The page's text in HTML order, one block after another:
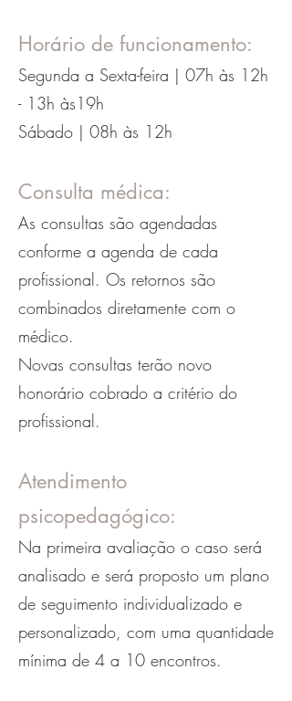
Horário de funcionamento:
Segunda a Sexta-feira | 07h às 12h
- 13h às19h
Sábado | 08h às 12h
Consulta médica:
As consultas são agendadas
conforme a agenda de cada
profissional. Os retornos são
combinados diretamente com o
médico.
Novas consultas terão novo
honorário cobrado a critério do
profissional.
Atendimento
psicopedagógico:
Na primeira avaliação o caso será
analisado e será proposto um plano
de seguimento individualizado e
personalizado, com uma quantidade
mínima de 4 a 10 encontros.